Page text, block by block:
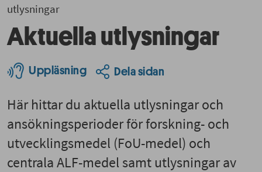
utlysningar
Aktuella utlysningar
Uppläsning Dela sidan
Här hittar du aktuella utlysningar och
ansökningsperioder för forskning- och
utvecklingsmedel (FoU-medel) och
centrala ALF-medel samt utlysningar av